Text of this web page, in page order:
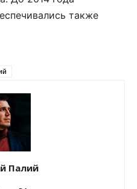
также
Палий